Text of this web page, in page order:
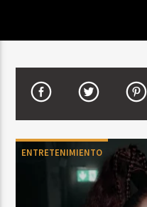
TITLE
ENTRETENIMIENTO